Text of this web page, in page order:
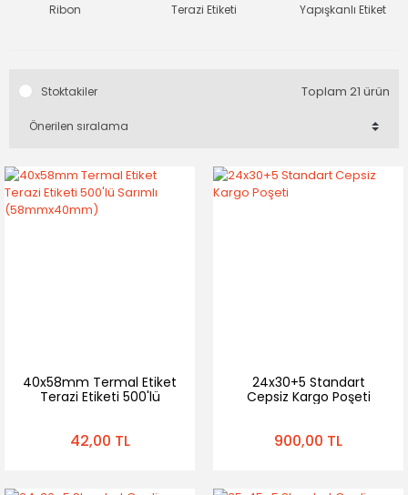
Ribon Terazi Etiketi Yapışkanlı Etiket
Stoktakiler Toplam 21 ürün
40x58mm Termal Etiket
Terazi Etiketi 500'lü
42,00 TL
24x30+5 Standart
Cepsiz Kargo Poşeti
900,00 TL